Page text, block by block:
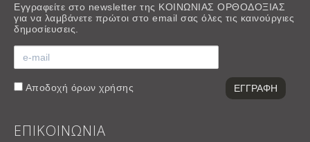
Εγγραφείτε στο newsletter της ΚΟΙΝΩΝΙΑΣ ΟΡΘΟΔΟΞΙΑΣ
για να λαμβάνετε πρώτοι στο email σας όλες τις καινούργιες
δημοσίευσεις.
Αποδοχή όρων χρήσης
ΕΠΙΚΟΙΝΩΝΙΑ